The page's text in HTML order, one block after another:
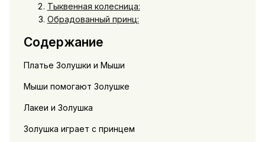
Тыквенная колесница:
Обрадованный принц:
Содержание
Платье Золушки и Мыши
Мыши помогают Золушке
Лакеи и Золушка
Золушка играет с принцем